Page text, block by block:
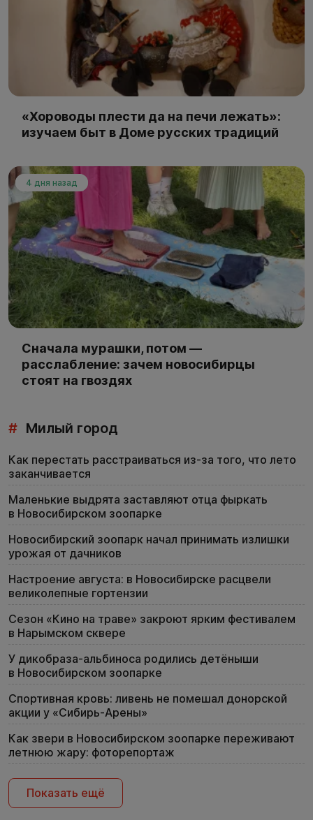
«Хороводы плести да на печи лежать»:
изучаем быт в Доме русских традиций
4 дня назад
Сначала мурашки, потом —
расслабление: зачем новосибирцы
стоят на гвоздях
# Милый город
Как перестать расстраиваться из-за того, что лето
заканчивается
Маленькие выдрята заставляют отца фыркать
в Новосибирском зоопарке
Новосибирский зоопарк начал принимать излишки
урожая от дачников
Настроение августа: в Новосибирске расцвели
великолепные гортензии
Сезон «Кино на траве» закроют ярким фестивалем
в Нарымском сквере
У дикобраза-альбиноса родились детёныши
в Новосибирском зоопарке
Спортивная кровь: ливень не помешал донорской
акции у «Сибирь-Арены»
Как звери в Новосибирском зоопарке переживают
летнюю жару: фоторепортаж
Показать ещё